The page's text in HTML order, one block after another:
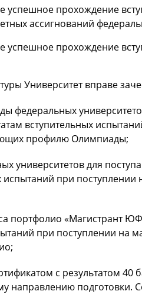
прохождение
ассигнований
прохождение
Университет вправе
федеральных
вступительных
профилю Олимпиады;
университетов для
испытаний при
портфолио «Магистрант
при поступлении
с результатом 40
направлению подготовки.